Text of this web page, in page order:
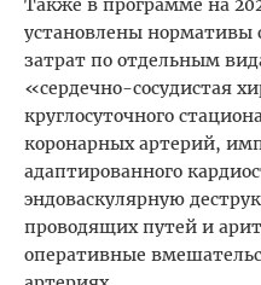
Также в программе на
установлены
затрат по отдельным
«сердечно-сосудистая
круглосуточного
коронарных артерий,
адаптированного
эндоваскулярную
проводящих путей и
оперативные